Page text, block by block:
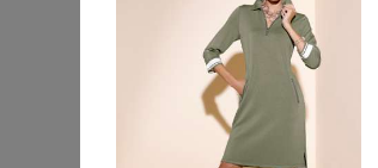
Midikleider
Sommerkleider
Strick- &
Jerseykleider